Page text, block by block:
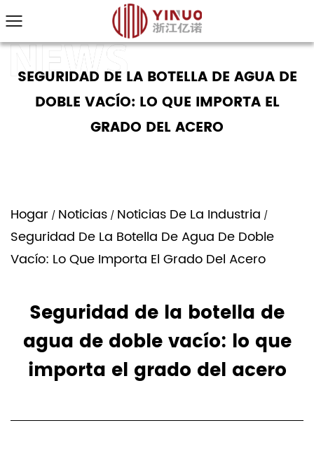
SEGURIDAD DE LA BOTELLA DE AGUA DE
DOBLE VACÍO: LO QUE IMPORTA EL
GRADO DEL ACERO
Hogar / Noticias / Noticias De La Industria /
Seguridad De La Botella De Agua De Doble
Vacío: Lo Que Importa El Grado Del Acero
Seguridad de la botella de
agua de doble vacío: lo que
importa el grado del acero